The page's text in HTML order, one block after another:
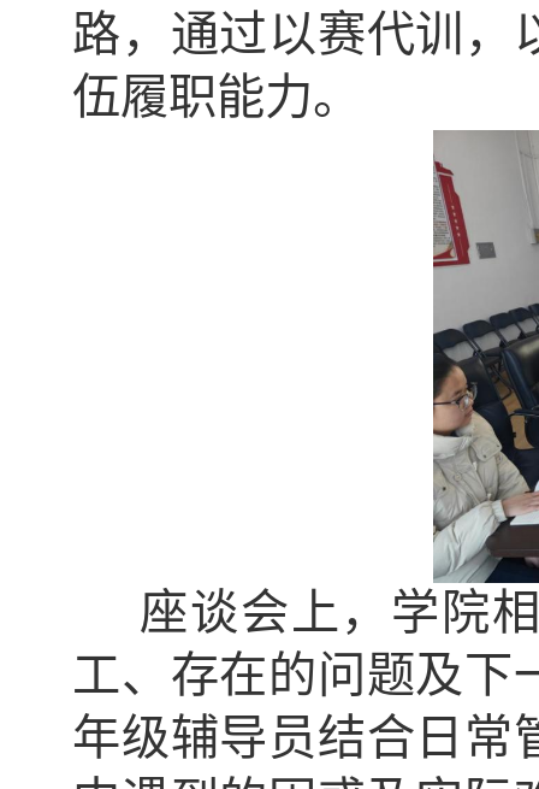
路，通过以赛代训，
伍履职能力。
座谈会上，学院
工、存在的问题及下
年级辅导员结合日常